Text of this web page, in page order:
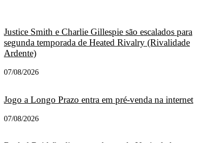
Justice Smith e Charlie Gillespie são escalados para
segunda temporada de Heated Rivalry (Rivalidade
Ardente)
07/08/2026
Jogo a Longo Prazo entra em pré-venda na internet
07/08/2026